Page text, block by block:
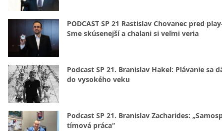
PODCAST SP 21 Rastislav Chovanec pred
Sme skúsenejší a chalani si veľmi veria
Podcast SP 21. Branislav Hakel: Plávanie sa
do vysokého veku
Podcast SP 21. Branislav Zacharides:
tímová práca“